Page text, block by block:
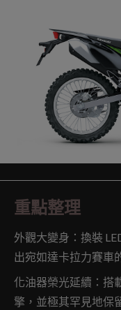
重點整理
外觀大變身：換裝
出宛如達卡拉力賽車
化油器榮光延續：搭
擎，並極其罕見地保